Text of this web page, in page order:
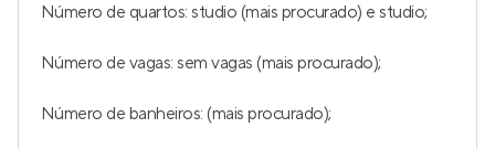
Número de quartos: studio (mais procurado) e studio;
Número de vagas: sem vagas (mais procurado);
Número de banheiros: (mais procurado);